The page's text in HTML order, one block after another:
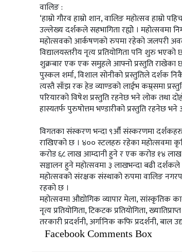
वालिङ :
‘हाम्रो गौरव हाम्रो शान, वालिङ महोत्सव
उल्लेख्य दर्शकले सहभागिता रह्योे । महोत्सवमा
महोत्सवको आर्कषणको रुपमा रहेको जलपरी
विद्यालयस्तरीय नृत्य प्रतियोगिता पनि शुरु भएको
शुक्रबार एक एक समुहले आफ्नो प्रस्तुति राखेका छन्
पुस्कल शर्मा, विशाल सोनीको प्रस्तुतिले दर्शक
त्यस्तै साँझ रक हेड व्याण्डको लाईभ कम्र्समा
परियारको विषेश प्रस्तुति रहनेछ भने लोक तथा
हास्यतर्फ पुरुषोत्तम भण्डारीको प्रस्तुति रहनेछ
विगतका संस्करण भन्दा ९औँ संस्करणमा
राखिएको छ । ४०० स्टलहरु रहेका महोत्सवमा
करोड ६८ लाख आम्दानी हुने र एक करोड १४
सञ्चालन हुने महोत्सवमा ३ लाखभन्दा बढी
महोत्सवको संरक्षक संस्थाको रुपमा वालिङ
रहको छ ।
महोत्सवमा औद्योगिक व्यापार मेला, सांस्कृतिक
नृत्य प्रतियोगिता, टिकटक प्रतियोगिता,
तरकारी प्रदर्शनी, अर्गानिक कफि प्रदर्शनी,
Facebook Comments Box